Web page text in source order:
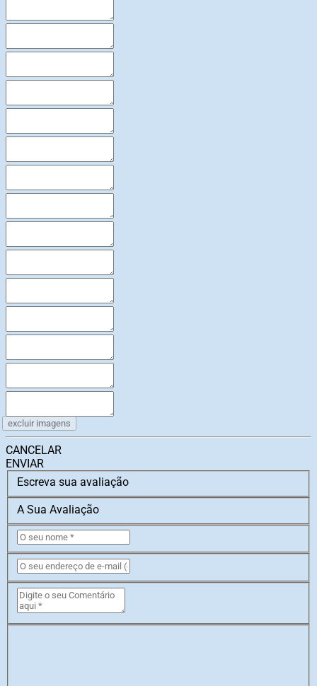
excluir imagens
CANCELAR
ENVIAR
Escreva sua avaliação
A Sua Avaliação